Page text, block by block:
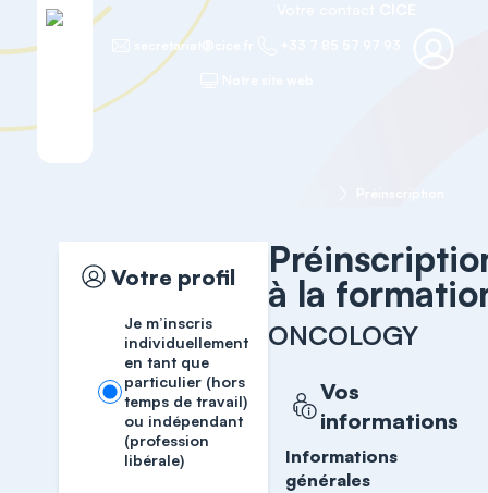
secretariat@cice.fr
Votre profil
Je m’inscris
individuellement
en tant que
particulier (hors
temps de travail)
ou indépendant
(profession
libérale)
à la
ONCOLOGY
Vos
informations
Informations
générales